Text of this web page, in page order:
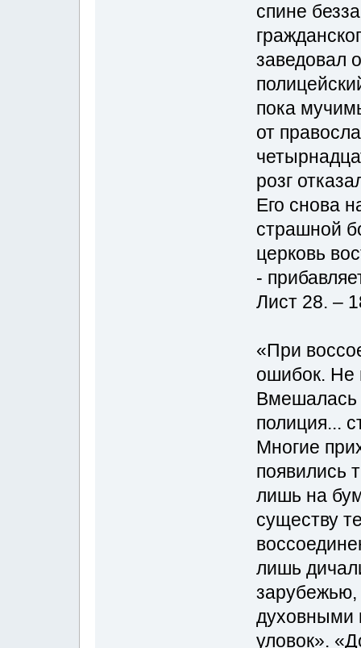
спине
заведовал
пока
от
розг
Его снова
страшной
церковь
-
Лист 28. –
«При
ошибок. Не
Вмешалась
полиция...
Многие
появились
лишь на
существу
лишь
духовными
уловок».